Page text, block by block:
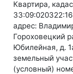
Квартира,
адрес:
Гороховецкий
Юбилейная, д.
земельный
(условный)